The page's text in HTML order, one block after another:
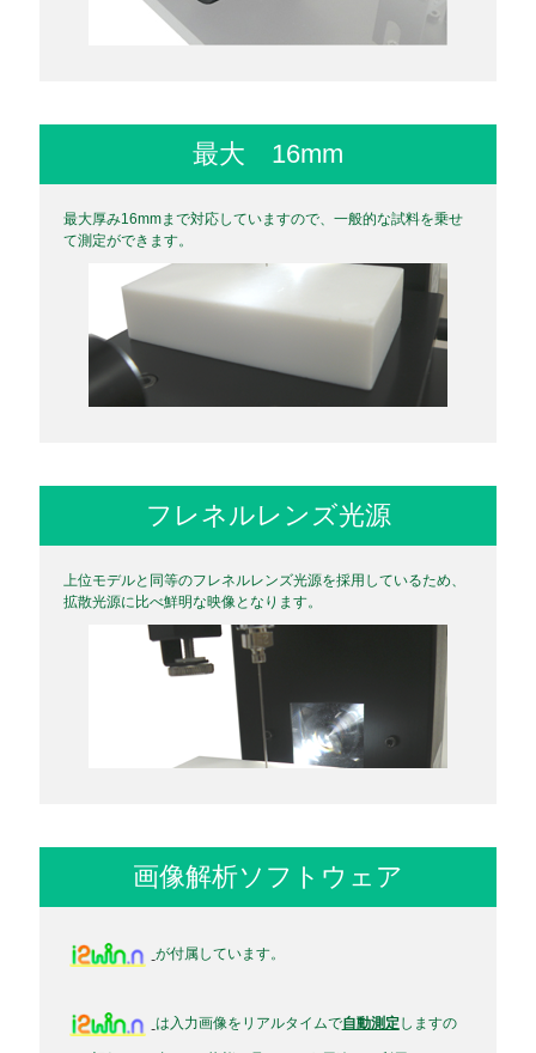
最大 16mm
最大厚み16mmまで対応していますので、一般的な試料を乗せ
て測定ができます。
フレネルレンズ光源
上位モデルと同等のフレネルレンズ光源を採用しているため、
拡散光源に比べ鮮明な映像となります。
画像解析ソフトウェア
が付属しています。
は入力画像をリアルタイムで自動測定しますの